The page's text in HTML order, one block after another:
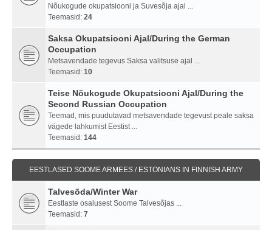
Nõukogude okupatsiooni ja Suvesõja ajal ...
Teemasid: 24
Saksa Okupatsiooni Ajal/During the German
Occupation
Metsavendade tegevus Saksa valitsuse ajal ...
Teemasid: 10
Teise Nõukogude Okupatsiooni Ajal/During the
Second Russian Occupation
Teemad, mis puudutavad metsavendade tegevust peale saksa
vägede lahkumist Eestist ...
Teemasid: 144
EESTLASED SOOME ARMEES / ESTONIANS IN FINNISH ARMY
Talvesõda/Winter War
Eestlaste osalusest Soome Talvesõjas ...
Teemasid: 7